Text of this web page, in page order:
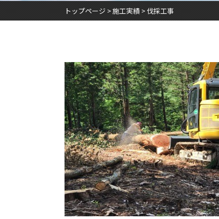
トップページ 施工実績 伐採工事